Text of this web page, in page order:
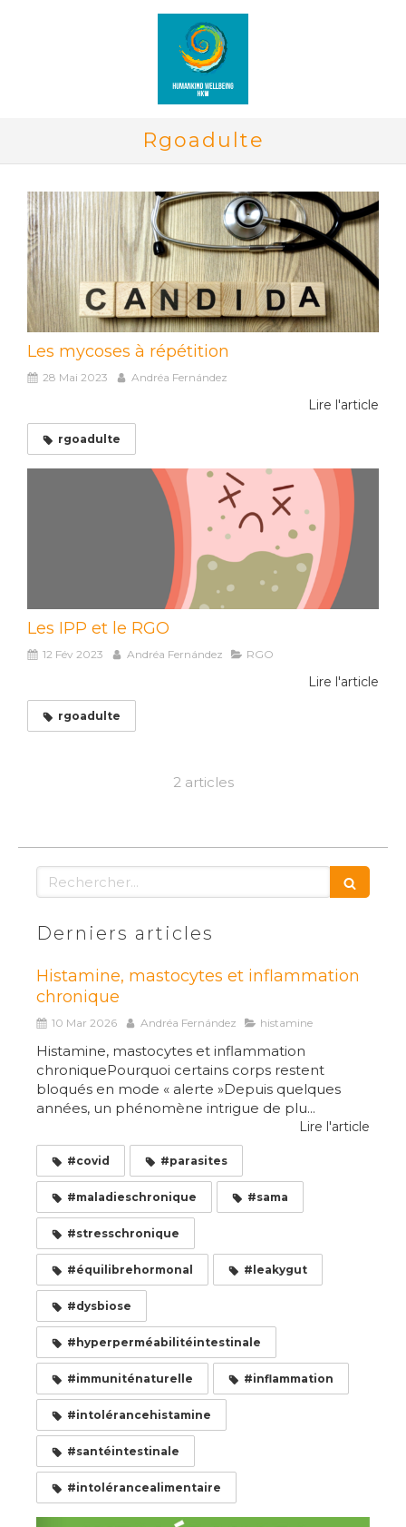
Rgoadulte
Les mycoses à répétition
28 Mai 2023 Andréa Fernández
Lire l'article
rgoadulte
Les IPP et le RGO
12 Fév 2023 Andréa Fernández RGO
Lire l'article
rgoadulte
2 articles
Rechercher
Derniers articles
Histamine, mastocytes et inflammation
chronique
10 Mar 2026 Andréa Fernández histamine
Histamine, mastocytes et inflammation
chroniquePourquoi certains corps restent
bloqués en mode « alerte »Depuis quelques
années, un phénomène intrigue de plu...
Lire l'article
#covid #parasites
#maladieschronique #sama
#stresschronique
#équilibrehormonal #leakygut
#dysbiose
#hyperperméabilitéintestinale
#immuniténaturelle #inflammation
#intolérancehistamine
#santéintestinale
#intolérancealimentaire